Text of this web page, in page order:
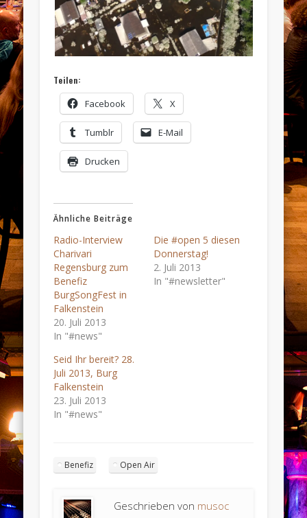
Teilen:
Facebook X
Tumblr E-Mail
Drucken
Ähnliche Beiträge
Radio-Interview
Charivari
Regensburg zum
Benefiz
BurgSongFest in
Falkenstein
20. Juli 2013
In "#news"
Die #open 5 diesen
Donnerstag!
2. Juli 2013
In "#newsletter"
Seid Ihr bereit? 28.
Juli 2013, Burg
Falkenstein
23. Juli 2013
In "#news"
Benefiz Open Air
Geschrieben von musoc